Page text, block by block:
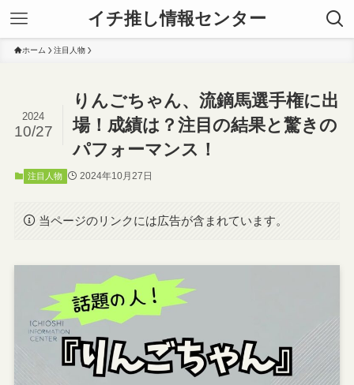
イチ推し情報センター
ホーム 注目人物
りんごちゃん、流鏑馬選手権に出
場！成績は？注目の結果と驚きの
パフォーマンス！
2024
10/27
注目人物 2024年10月27日
当ページのリンクには広告が含まれています。